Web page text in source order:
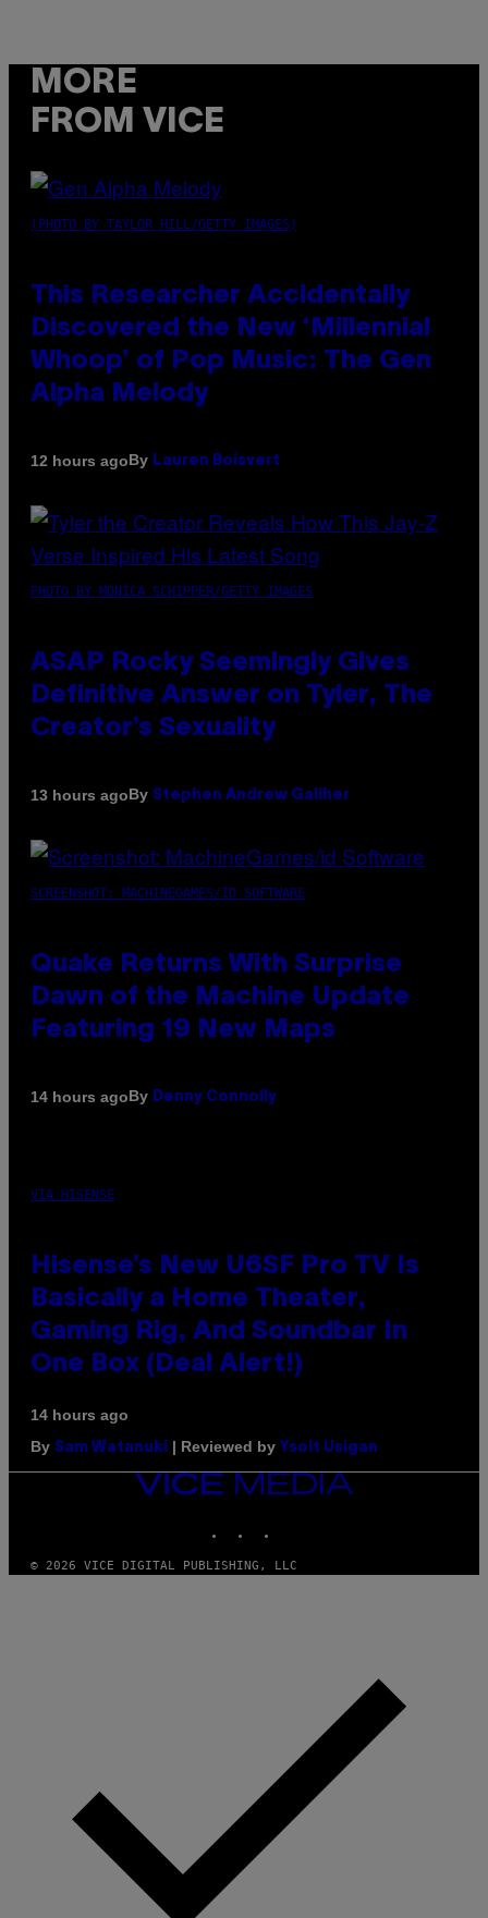
MORE
FROM VICE
(PHOTO BY TAYLOR HILL/GETTY IMAGES)
This Researcher Accidentally
Discovered the New ‘Millennial
Whoop’ of Pop Music: The Gen
Alpha Melody
12 hours agoBy Lauren Boisvert
PHOTO BY MONICA SCHIPPER/GETTY IMAGES
ASAP Rocky Seemingly Gives
Definitive Answer on Tyler, The
Creator’s Sexuality
13 hours agoBy Stephen Andrew Galiher
SCREENSHOT: MACHINEGAMES/ID SOFTWARE
Quake Returns With Surprise
Dawn of the Machine Update
Featuring 19 New Maps
14 hours agoBy Denny Connolly
VIA HISENSE
Hisense’s New U6SF Pro TV Is
Basically a Home Theater,
Gaming Rig, And Soundbar In
One Box (Deal Alert!)
14 hours ago
By Sam Watanuki | Reviewed by Ysolt Usigan
VICE
© 2026 VICE DIGITAL PUBLISHING, LLC